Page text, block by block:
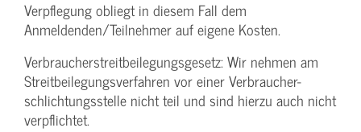
Verpflegung obliegt in diesem Fall dem
Anmeldenden/­Teilnehmer auf eigene Kosten.
Verbraucher­streitbeilegungs­gesetz: Wir nehmen am
Streit­beilegungs­verfahren vor einer Verbraucher­
schlichtungs­stelle nicht teil und sind hierzu auch nicht
verpflichtet.